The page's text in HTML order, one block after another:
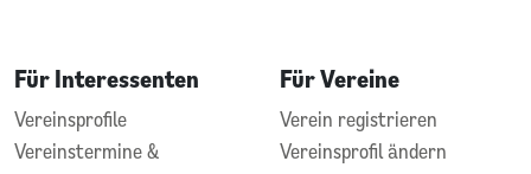
Für Interessenten
Vereinsprofile
Vereinstermine &
Für Vereine
Verein registrieren
Vereinsprofil ändern